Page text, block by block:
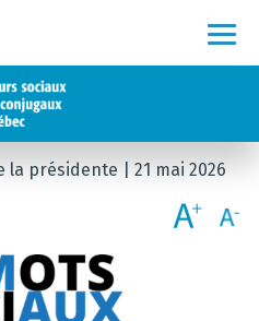
la présidente | 21 mai 2026